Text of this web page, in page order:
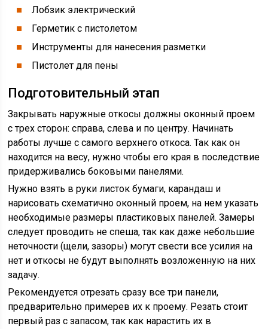
Лобзик электрический
Герметик с пистолетом
Инструменты для нанесения разметки
Пистолет для пены
Подготовительный этап
Закрывать наружные откосы должны оконный проем
с трех сторон: справа, слева и по центру. Начинать
работы лучше с самого верхнего откоса. Так как он
находится на весу, нужно чтобы его края в последствие
придерживались боковыми панелями.
Нужно взять в руки листок бумаги, карандаш и
нарисовать схематично оконный проем, на нем указать
необходимые размеры пластиковых панелей. Замеры
следует проводить не спеша, так как даже небольшие
неточности (щели, зазоры) могут свести все усилия на
нет и откосы не будут выполнять возложенную на них
задачу.
Рекомендуется отрезать сразу все три панели,
предварительно примерев их к проему. Резать стоит
первый раз с запасом, так как нарастить их в